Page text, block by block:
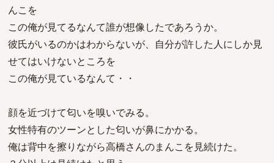
んこを
この俺が見てるなんて誰が想像したであろうか。
彼氏がいるのかはわからないが、自分が許した人にしか見
せてはいけないところを
この俺が見ているなんて・・
顔を近づけて匂いを嗅いでみる。
女性特有のツーンとした匂いが鼻にかかる。
俺は背中を擦りながら高橋さんのまんこを見続けた。